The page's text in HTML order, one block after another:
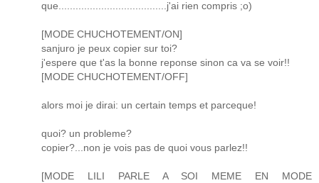
que......................................j'ai rien compris ;o)
[MODE CHUCHOTEMENT/ON]
sanjuro je peux copier sur toi?
j'espere que t'as la bonne reponse sinon ca va se voir!!
[MODE CHUCHOTEMENT/OFF]
alors moi je dirai: un certain temps et parceque!
quoi? un probleme?
copier?...non je vois pas de quoi vous parlez!!
[MODE LILI PARLE A SOI MEME EN MODE